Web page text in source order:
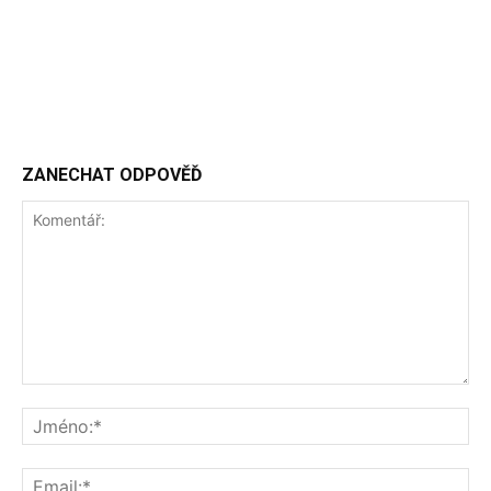
ZANECHAT ODPOVĚĎ